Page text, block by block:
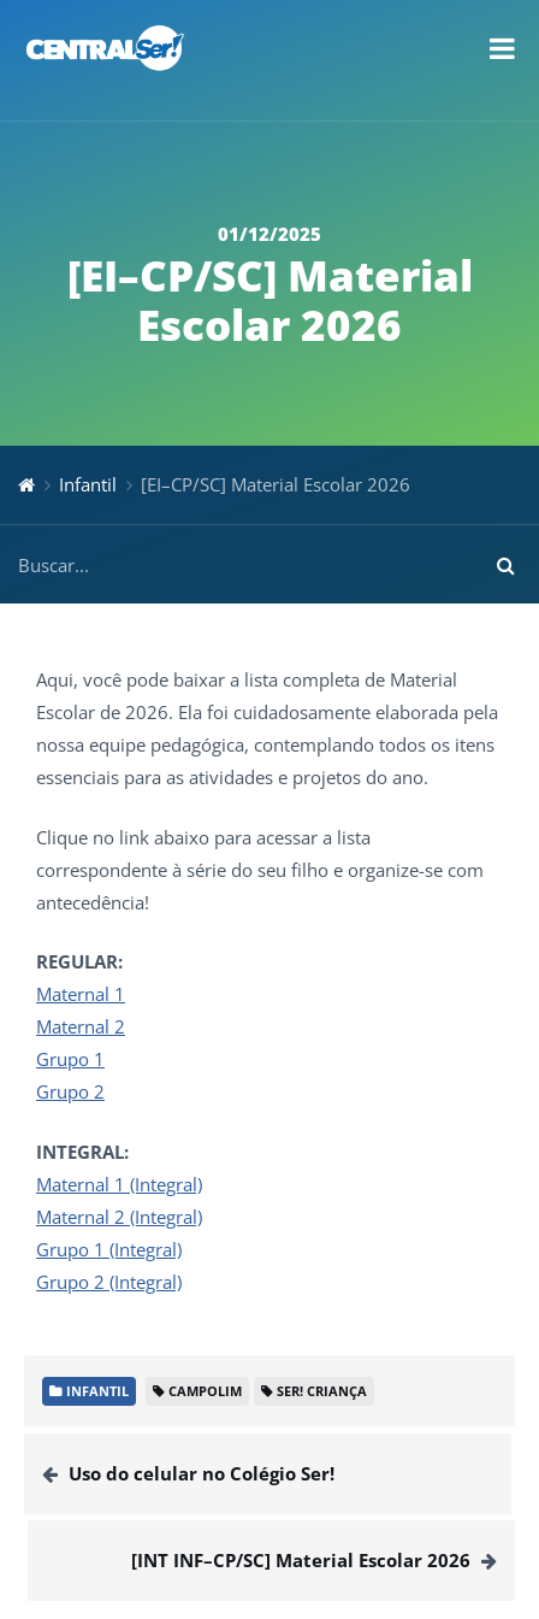
01/12/2025
[EI–CP/SC] Material
Escolar 2026
Infantil [EI–CP/SC] Material Escolar 2026
Aqui, você pode baixar a lista completa de Material
Escolar de 2026. Ela foi cuidadosamente elaborada pela
nossa equipe pedagógica, contemplando todos os itens
essenciais para as atividades e projetos do ano.
Clique no link abaixo para acessar a lista
correspondente à série do seu filho e organize-se com
antecedência!
REGULAR:
Maternal 1
Maternal 2
Grupo 1
Grupo 2
INTEGRAL:
Maternal 1 (Integral)
Maternal 2 (Integral)
Grupo 1 (Integral)
Grupo 2 (Integral)
INFANTIL CAMPOLIM SER! CRIANÇA
Uso do celular no Colégio Ser!
[INT INF–CP/SC] Material Escolar 2026